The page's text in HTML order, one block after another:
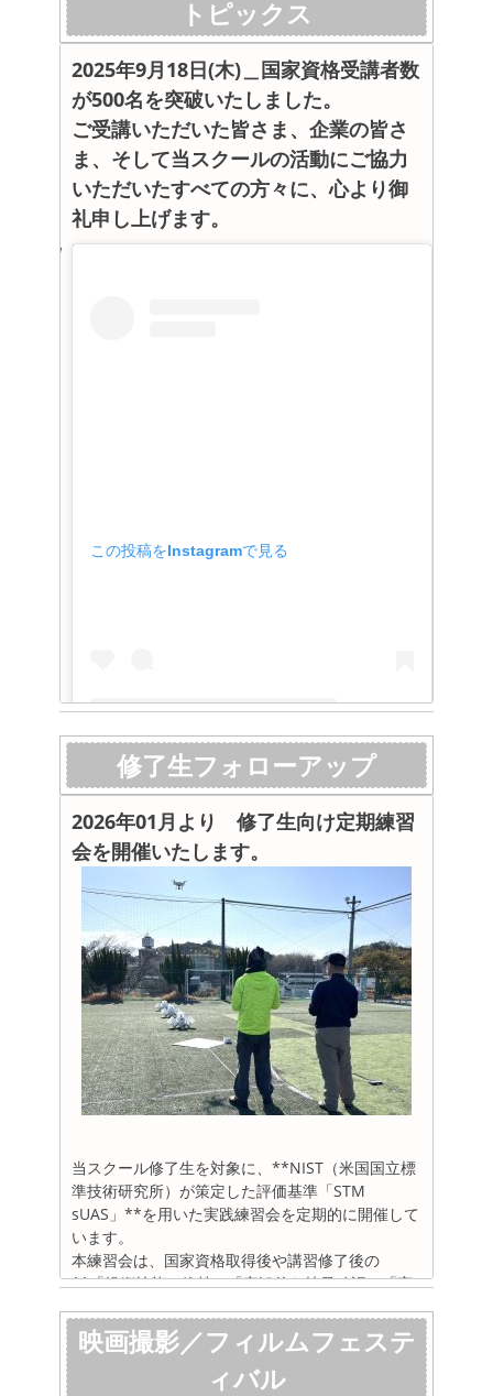
この投稿をInstagramで見る
dronetc(@drone_tc)がシェアした投稿
この投稿をInstagramで見る
トピックス
2025年9月18日(木)＿国家資格受講者数
が500名を突破いたしました。
ご受講いただいた皆さま、企業の皆さ
ま、そして当スクールの活動にご協力
いただいたすべての方々に、心より御
礼申し上げます。
この投稿をInstagramで見る
dronetc(@drone_tc)がシェアした投稿
2024年2月20日(火)＿国家資格受講者数
が300名を突破いたしましたので今回ご
受講の皆様へ記念品を贈呈いたしまし
た。
修了生フォローアップ
2026年01月より 修了生向け定期練習
会を開催いたします。
当スクール修了生を対象に、**NIST（米国国立標
準技術研究所）が策定した評価基準「STM
sUAS」**を用いた実践練習会を定期的に開催して
います。
本練習会は、国家資格取得後や講習修了後の
**「操縦技能の維持」「客観的な技量確認」「実
務を見据えた反復訓練」**を目的とした、修了生
限定のフォローアッププログラムです。
映画撮影／フィルムフェステ
ィバル